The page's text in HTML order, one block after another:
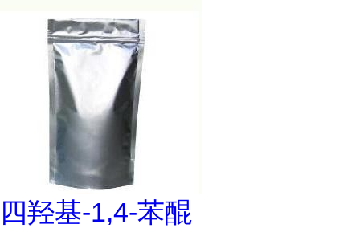
四羟基-1,4-苯醌